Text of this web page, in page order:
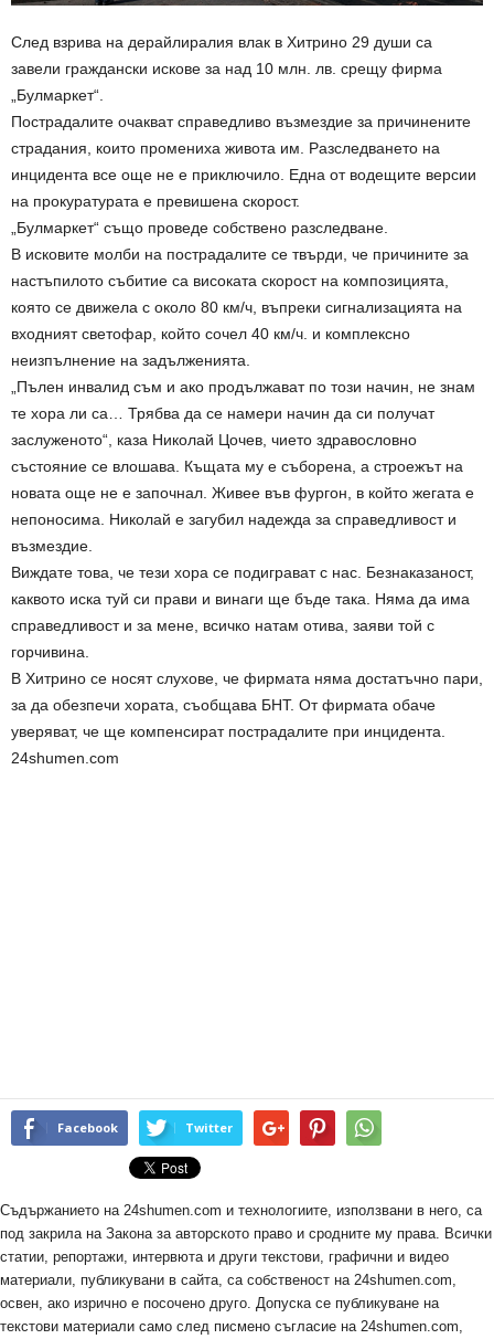
След взрива на дерайлиралия влак в Хитрино 29 души са
завели граждански искове за над 10 млн. лв. срещу фирма
„Булмаркет“.
Пострадалите очакват справедливо възмездие за причинените
страдания, които промениха живота им. Разследването на
инцидента все още не е приключило. Една от водещите версии
на прокуратурата е превишена скорост.
„Булмаркет“ също проведе собствено разследване.
В исковите молби на пострадалите се твърди, че причините за
настъпилото събитие са високата скорост на композицията,
която се движела с около 80 км/ч, въпреки сигнализацията на
входният светофар, който сочел 40 км/ч. и комплексно
неизпълнение на задълженията.
„Пълен инвалид съм и ако продължават по този начин, не знам
те хора ли са… Трябва да се намери начин да си получат
заслуженото“, каза Николай Цочев, чието здравословно
състояние се влошава. Къщата му е съборена, а строежът на
новата още не е започнал. Живее във фургон, в който жегата е
непоносима. Николай е загубил надежда за справедливост и
възмездие.
Виждате това, че тези хора се подиграват с нас. Безнаказаност,
каквото иска туй си прави и винаги ще бъде така. Няма да има
справедливост и за мене, всичко натам отива, заяви той с
горчивина.
В Хитрино се носят слухове, че фирмата няма достатъчно пари,
за да обезпечи хората, съобщава БНТ. От фирмата обаче
уверяват, че ще компенсират пострадалите при инцидента.
24shumen.com
Facebook Twitter
Съдържанието на 24shumen.com и технологиите, използвани в него, са
под закрила на Закона за авторското право и сродните му права. Всички
статии, репортажи, интервюта и други текстови, графични и видео
материали, публикувани в сайта, са собственост на 24shumen.com,
освен, ако изрично е посочено друго. Допуска се публикуване на
текстови материали само след писмено съгласие на 24shumen.com,